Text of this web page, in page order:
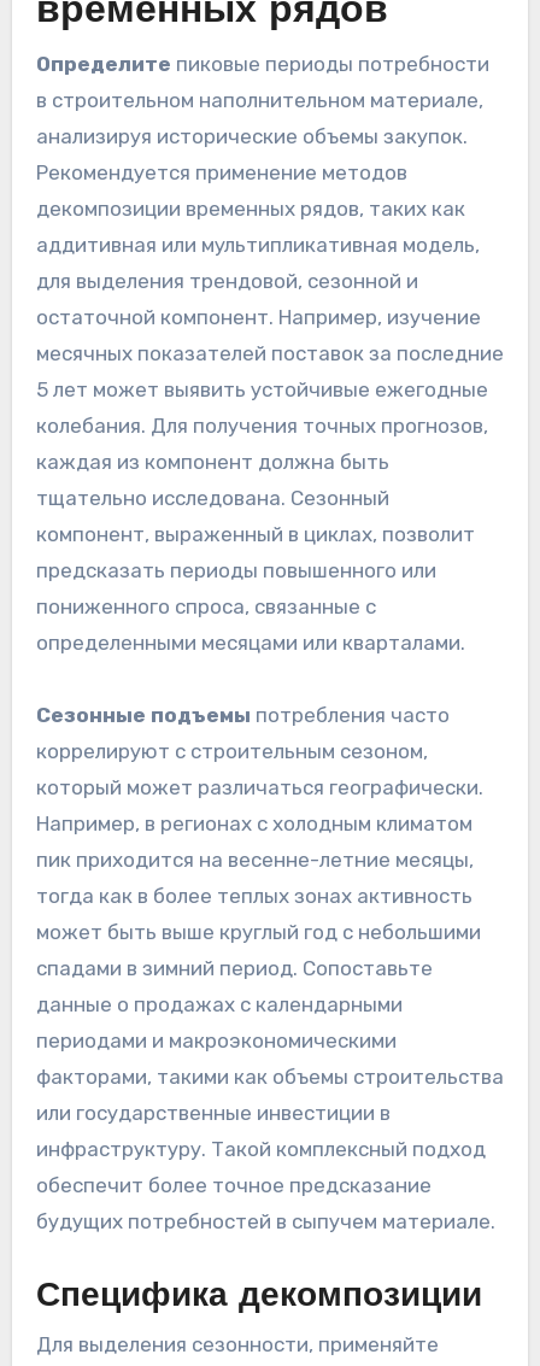
временных рядов
Определите пиковые периоды потребности
в строительном наполнительном материале,
анализируя исторические объемы закупок.
Рекомендуется применение методов
декомпозиции временных рядов, таких как
аддитивная или мультипликативная модель,
для выделения трендовой, сезонной и
остаточной компонент. Например, изучение
месячных показателей поставок за последние
5 лет может выявить устойчивые ежегодные
колебания. Для получения точных прогнозов,
каждая из компонент должна быть
тщательно исследована. Сезонный
компонент, выраженный в циклах, позволит
предсказать периоды повышенного или
пониженного спроса, связанные с
определенными месяцами или кварталами.
Сезонные подъемы потребления часто
коррелируют с строительным сезоном,
который может различаться географически.
Например, в регионах с холодным климатом
пик приходится на весенне-летние месяцы,
тогда как в более теплых зонах активность
может быть выше круглый год с небольшими
спадами в зимний период. Сопоставьте
данные о продажах с календарными
периодами и макроэкономическими
факторами, такими как объемы строительства
или государственные инвестиции в
инфраструктуру. Такой комплексный подход
обеспечит более точное предсказание
будущих потребностей в сыпучем материале.
Специфика декомпозиции
Для выделения сезонности, применяйте